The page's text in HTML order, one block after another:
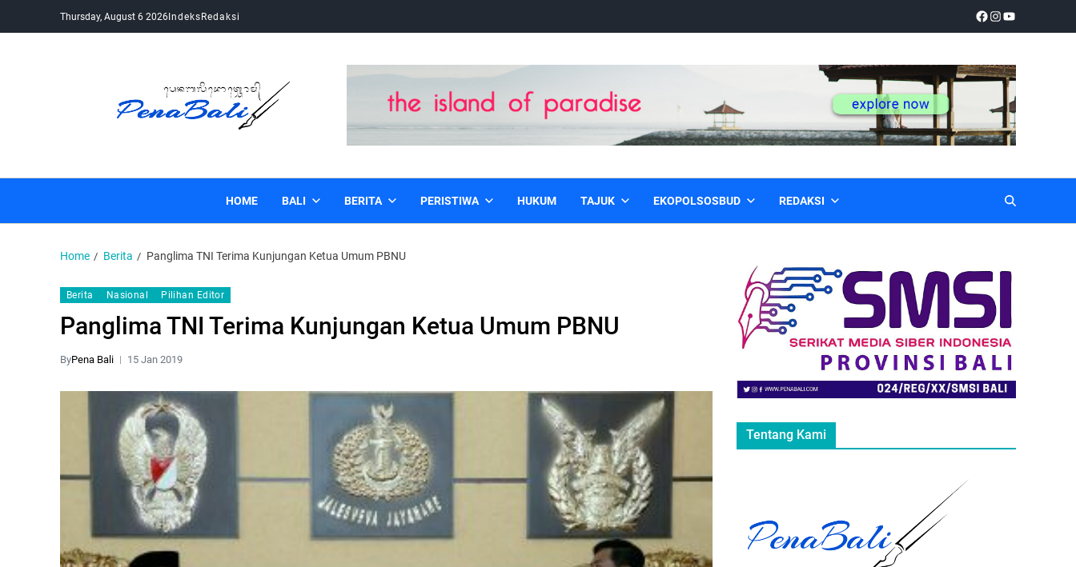
Thursday, August 6 2026IndeksRedaksi
HOME BALI BERITA PERISTIWA HUKUM TAJUK EKOPOLSOSBUD REDAKSI
Home Berita Panglima TNI Terima Kunjungan Ketua Umum PBNU
Berita Nasional Pilihan Editor
Panglima TNI Terima Kunjungan Ketua Umum PBNU
ByPena Bali 15 Jan 2019
Tentang Kami